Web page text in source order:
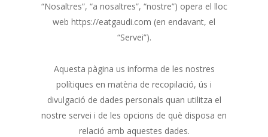
“Nosaltres”, “a nosaltres”, “nostre”) opera el lloc
web https://eatgaudi.com (en endavant, el
“Servei”).
Aquesta pàgina us informa de les nostres
polítiques en matèria de recopilació, ús i
divulgació de dades personals quan utilitza el
nostre servei i de les opcions de què disposa en
relació amb aquestes dades.